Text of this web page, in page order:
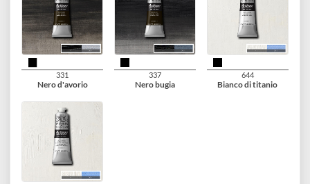
552
Terra di Siena naturale